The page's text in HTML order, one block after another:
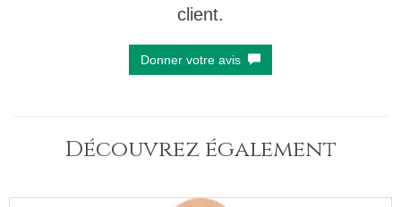
client.
Donner votre avis
Découvrez également